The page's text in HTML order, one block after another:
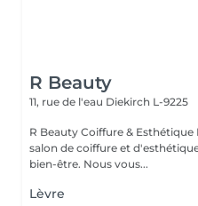
R Beauty
11, rue de l'eau Diekirch L-9225
R Beauty Coiffure & Esthétique Bienvenue chez R Beauty, votre
salon de coiffure et
bien-être. Nous vous...
Lèvre